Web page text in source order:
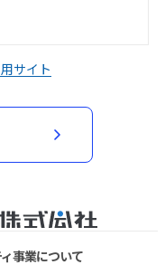
サイト
事業について